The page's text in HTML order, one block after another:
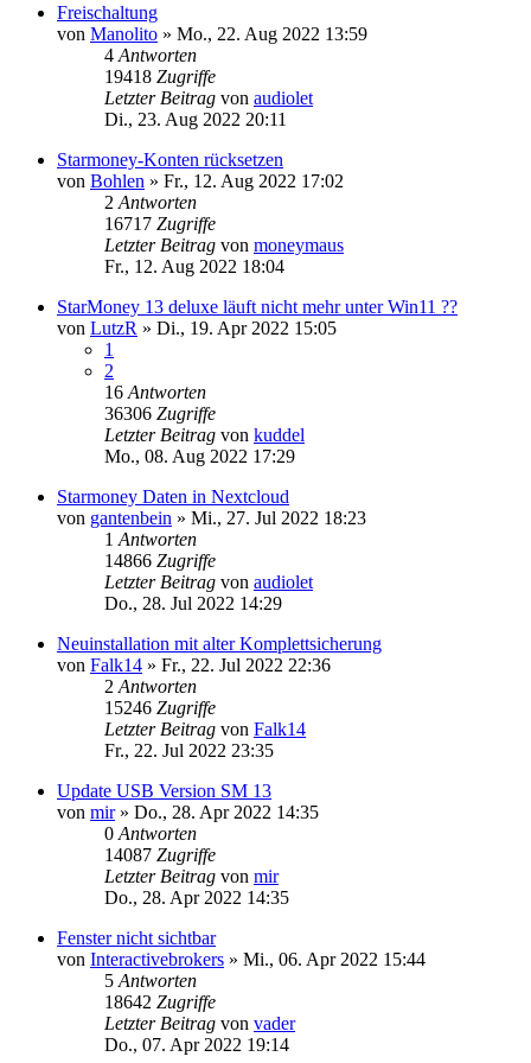
Freischaltung
von Manolito » Mo., 22. Aug 2022 13:59
4 Antworten
19418 Zugriffe
Letzter Beitrag von audiolet
Di., 23. Aug 2022 20:11
Starmoney-Konten rücksetzen
von Bohlen » Fr., 12. Aug 2022 17:02
2 Antworten
16717 Zugriffe
Letzter Beitrag von moneymaus
Fr., 12. Aug 2022 18:04
StarMoney 13 deluxe läuft nicht mehr unter Win11 ??
von LutzR » Di., 19. Apr 2022 15:05
1
2
16 Antworten
36306 Zugriffe
Letzter Beitrag von kuddel
Mo., 08. Aug 2022 17:29
Starmoney Daten in Nextcloud
von gantenbein » Mi., 27. Jul 2022 18:23
1 Antworten
14866 Zugriffe
Letzter Beitrag von audiolet
Do., 28. Jul 2022 14:29
Neuinstallation mit alter Komplettsicherung
von Falk14 » Fr., 22. Jul 2022 22:36
2 Antworten
15246 Zugriffe
Letzter Beitrag von Falk14
Fr., 22. Jul 2022 23:35
Update USB Version SM 13
von mir» Do., 28. Apr 2022 14:35
0 Antworten
14087 Zugriffe
Letzter Beitrag von mir
Do., 28. Apr 2022 14:35
Fenster nicht sichtbar
von Interactivebrokers » Mi., 06. Apr 2022 15:44
5 Antworten
18642 Zugriffe
Letzter Beitrag von vader
Do., 07. Apr 2022 19:14